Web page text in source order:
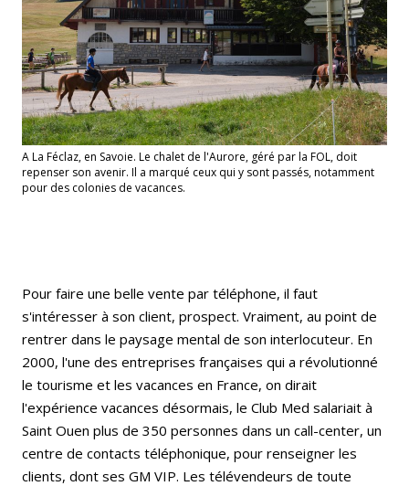
A La Féclaz, en Savoie. Le chalet de l'Aurore, géré par la FOL, doit
repenser son avenir. Il a marqué ceux qui y sont passés, notamment
pour des colonies de vacances.
Pour faire une belle vente par téléphone, il faut
s'intéresser à son client, prospect. Vraiment, au point de
rentrer dans le paysage mental de son interlocuteur. En
2000, l'une des entreprises françaises qui a révolutionné
le tourisme et les vacances en France, on dirait
l'expérience vacances désormais, le Club Med salariait à
Saint Ouen plus de 350 personnes dans un call-center, un
centre de contacts téléphonique, pour renseigner les
clients, dont ses GM VIP. Les télévendeurs de toute